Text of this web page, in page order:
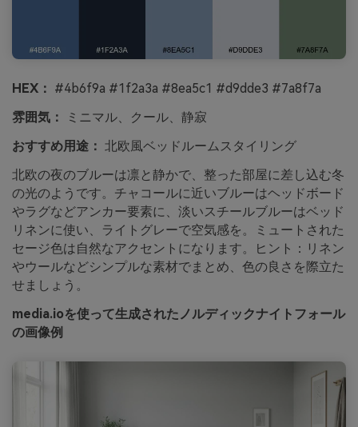
HEX： #4b6f9a #1f2a3a #8ea5c1 #d9dde3 #7a8f7a
雰囲気：
ミニマル、クール、静寂
おすすめ用途： 北欧風ベッドルームスタイリング
北欧の夜のブルーは凛と静かで、整った部屋に差し込む冬
の光のようです。チャコールに近いブルーはヘッドボード
やラグなどアンカー要素に、淡いスチールブルーはベッド
リネンに使い、ライトグレーで空気感を。ミュートされた
セージ色は自然なアクセントになります。ヒント：リネン
やウールなどシンプルな素材でまとめ、色の良さを際立た
せましょう。
media.ioを使って生成されたノルディックナイトフォール
の画像例